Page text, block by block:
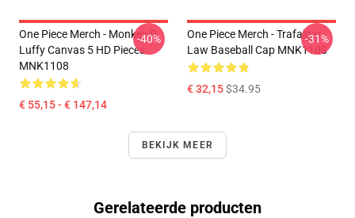
One Piece Merch - Monkey D.
Luffy Canvas 5 HD Pieces
MNK1108
€ 55,15 - € 147,14
-40%
One Piece Merch - Trafalgar
Law Baseball Cap MNK1108
€ 32,15$34.95
-31%
BEKIJK MEER
Gerelateerde producten